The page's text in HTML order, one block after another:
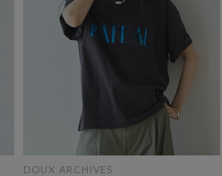
DOUX ARCHIVES